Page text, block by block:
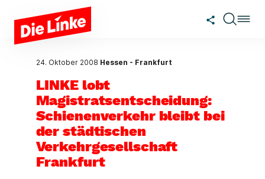
Zum Hauptinhalt springen
24. Oktober 2008 Hessen - Frankfurt
LINKE lobt
Magistratsentscheidung:
Schienenverkehr bleibt bei
der städtischen
Verkehrgesellschaft
Frankfurt